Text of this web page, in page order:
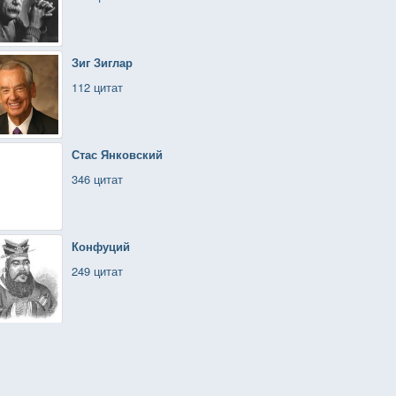
Зиг Зиглар
112 цитат
Стас Янковский
346 цитат
Конфуций
249 цитат